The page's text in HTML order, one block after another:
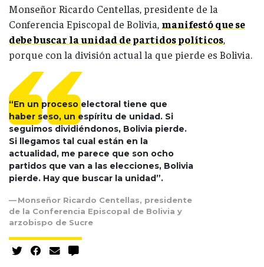
Monseñor Ricardo Centellas, presidente de la
Conferencia Episcopal de Bolivia, manifestó que se
debe buscar la unidad de partidos políticos,
porque con la división actual la que pierde es Bolivia.
“En un proceso electoral tiene que
haber seso, un espíritu de unidad. Si
seguimos dividiéndonos, Bolivia pierde.
Si llegamos tal cual están en la
actualidad, me parece que son ocho
partidos que van a las elecciones, Bolivia
pierde. Hay que buscar la unidad”.
Monseñor Ricardo Centellas, presidente
de la Conferencia Episcopal de Bolivia y
arzobispo de Sucre